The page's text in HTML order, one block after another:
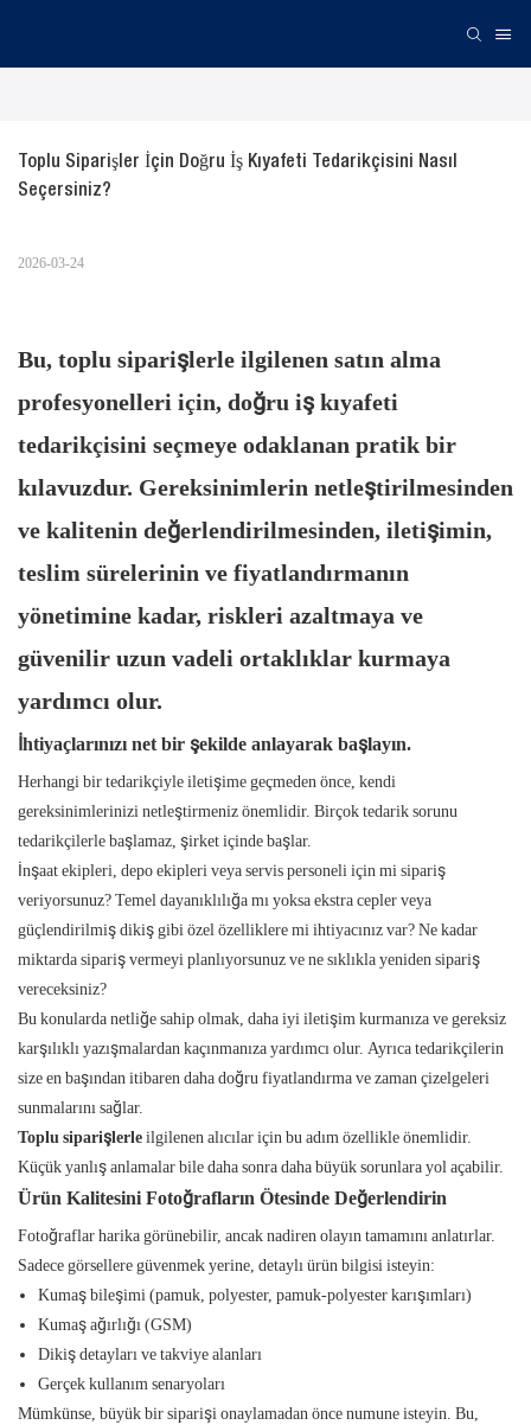
Toplu Siparişler İçin Doğru İş Kıyafeti Tedarikçisini Nasıl
Seçersiniz?
2026-03-24
Bu, toplu siparişlerle ilgilenen satın alma
profesyonelleri için, doğru iş kıyafeti
tedarikçisini seçmeye odaklanan pratik bir
kılavuzdur. Gereksinimlerin netleştirilmesinden
ve kalitenin değerlendirilmesinden, iletişimin,
teslim sürelerinin ve fiyatlandırmanın
yönetimine kadar, riskleri azaltmaya ve
güvenilir uzun vadeli ortaklıklar kurmaya
yardımcı olur.
İhtiyaçlarınızı net bir şekilde anlayarak başlayın.
Herhangi bir tedarikçiyle iletişime geçmeden önce, kendi
gereksinimlerinizi netleştirmeniz önemlidir. Birçok tedarik sorunu
tedarikçilerle başlamaz, şirket içinde başlar.
İnşaat ekipleri, depo ekipleri veya servis personeli için mi sipariş
veriyorsunuz? Temel dayanıklılığa mı yoksa ekstra cepler veya
güçlendirilmiş dikiş gibi özel özelliklere mi ihtiyacınız var? Ne kadar
miktarda sipariş vermeyi planlıyorsunuz ve ne sıklıkla yeniden sipariş
vereceksiniz?
Bu konularda netliğe sahip olmak, daha iyi iletişim kurmanıza ve gereksiz
karşılıklı yazışmalardan kaçınmanıza yardımcı olur. Ayrıca tedarikçilerin
size en başından itibaren daha doğru fiyatlandırma ve zaman çizelgeleri
sunmalarını sağlar.
Toplu siparişlerleilgilenen alıcılar için bu adım özellikle önemlidir.
Küçük yanlış anlamalar bile daha sonra daha büyük sorunlara yol açabilir.
Ürün Kalitesini Fotoğrafların Ötesinde Değerlendirin
Fotoğraflar harika görünebilir, ancak nadiren olayın tamamını anlatırlar.
Sadece görsellere güvenmek yerine, detaylı ürün bilgisi isteyin:
Kumaş bileşimi (pamuk, polyester, pamuk-polyester karışımları)
Kumaş ağırlığı (GSM)
Dikiş detayları ve takviye alanları
Gerçek kullanım senaryoları
Mümkünse, büyük bir siparişi onaylamadan önce numune isteyin. Bu,